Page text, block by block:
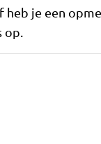
heb je een